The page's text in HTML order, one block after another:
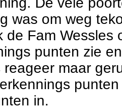
was om weg
de Fam
punten zie
reageer maar
in.